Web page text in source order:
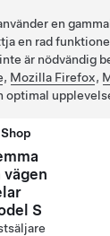
en
en rad
är nödvändig
, Mozilla Firefox,
optimal
Shop
vägen
S